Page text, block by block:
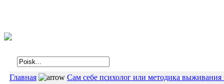
Главная
Сам себе психолог или методика выживания